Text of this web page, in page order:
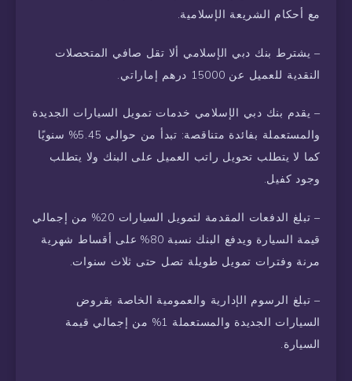
مع أحكام الشريعة الإسلامية.
– يشترط بنك دبي الإسلامي ألا تقل صافي المتحصلات
النقدية للعميل عن 15000 درهم إماراتي.
– يقدم بنك دبي الإسلامي خدمات تمويل السيارات الجديدة
والمستعملة بفائدة متناقصة: تبدأ من حوالي 5.45% سنويًا
كما لا يتطلب تحويل راتب العميل على البنك ولا يتطلب
وجود كفيل.
– تبلغ الدفعات المقدمة لتمويل السيارات 20% من إجمالي
قيمة السيارة ويدفع البنك نسبة 80% على أقساط شهرية
مرنة وفترات تمويل طويلة تصل حتى ثلاث سنوات.
– تبلغ الرسوم الإدارية والعمومية الخاصة بقروض
السيارات الجديدة والمستعملة 1% من إجمالي قيمة
السيارة.